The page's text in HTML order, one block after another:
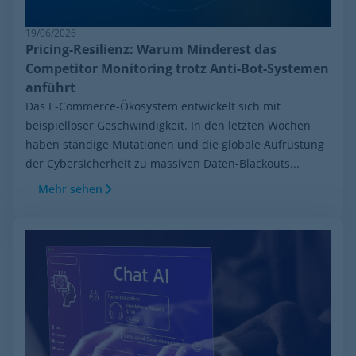
19/06/2026
Pricing-Resilienz: Warum Minderest das
Competitor Monitoring trotz Anti-Bot-Systemen
anführt
Das E-Commerce-Ökosystem entwickelt sich mit
beispielloser Geschwindigkeit. In den letzten Wochen
haben ständige Mutationen und die globale Aufrüstung
der Cybersicherheit zu massiven Daten-Blackouts...
Mehr sehen